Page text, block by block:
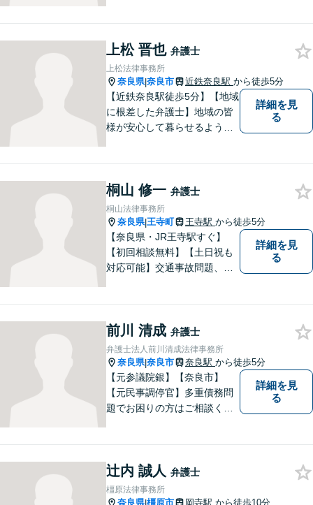
発生前のご相談も受け付けて
おります。【電話相談可】
上松 晋也 弁護士
上松法律事務所
奈良県|奈良市 近鉄奈良駅 から徒歩5分
【近鉄奈良駅徒歩5分】【地域
に根差した弁護士】地域の皆
様が安心して暮らせるように
対応します。【夜間／休日対
応可】法律トラブルでお悩み
の方は、お気軽にご相談くだ
さい。
詳細を見
る
桐山 修一 弁護士
桐山法律事務所
奈良県|王寺町 王寺駅 から徒歩5分
【奈良県・JR王寺駅すぐ】
【初回相談無料】【土日祝も
対応可能】交通事故問題、遺
提供しています。
詳細を見
る
前川 清成 弁護士
弁護士法人前川清成法律事務所
奈良県|奈良市 奈良駅 から徒歩5分
【元参議院銀】【奈良市】
【元民事調停官】多重債務問
題でお困りの方はご相談くだ
たら、一度ご相談ください。
詳細を見
る
辻内 誠人 弁護士
橿原法律事務所
奈良県|橿原市 岡寺駅 から徒歩10分